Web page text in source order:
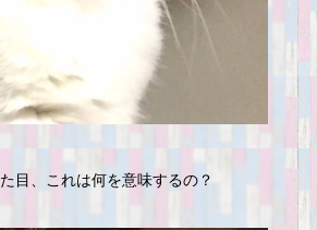
目、これは何を意味するの？